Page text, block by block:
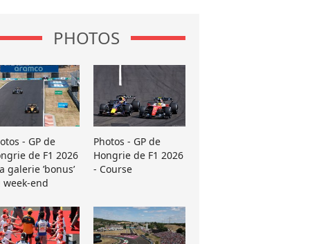
PHOTOS
- GP de
de F1 2026
galerie ’bonus’
week-end
Photos - GP de
Hongrie de F1 2026
- Course